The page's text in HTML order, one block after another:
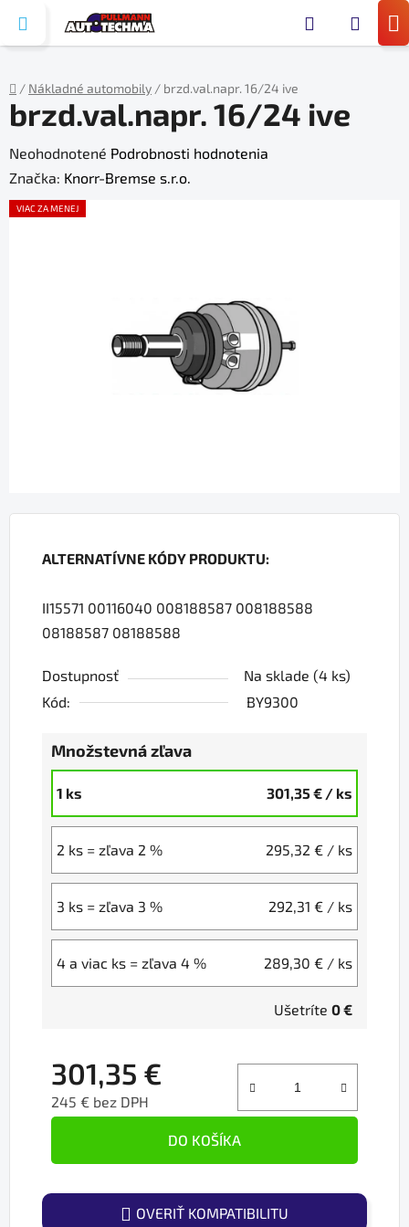
obsah
Domov
/ Nákladné automobily / brzd.val.napr. 16/24 ive
ALTERNATÍVNE KÓDY PRODUKTU:
II15571 00116040 008188587 008188588
08188587 08188588
Dostupnosť Na sklade (4 ks)
Kód:
BY9300
Množstevná zľava
1 ks 301,35 € / ks
2 ks = zľava 2 % 295,32 € / ks
3 ks = zľava 3 % 292,31 € / ks
4 a viac ks = zľava 4 % 289,30 € / ks
Ušetríte 0 €
301,35 €
245 € bez DPH
DO KOŠÍKA
OVERIŤ KOMPATIBILITU
brzd.val.napr. 16/24 ive
Priemerné
hodnotenie
produktu
Neohodnotené Podrobnosti hodnotenia
Značka: Knorr-Bremse s.r.o.
VIAC ZA MENEJ